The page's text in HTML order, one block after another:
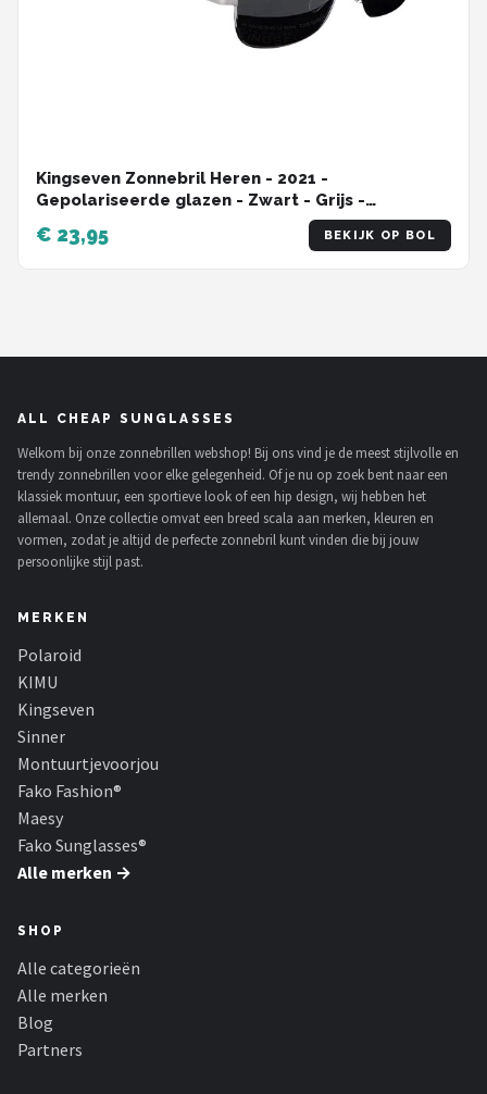
Kingseven Zonnebril Heren - 2021 -
Gepolariseerde glazen - Zwart - Grijs -
€ 23,95 BEKIJK OP BOL
ALL CHEAP SUNGLASSES
Welkom bij onze zonnebrillen webshop! Bij ons vind je de meest stijlvolle en
trendy zonnebrillen voor elke gelegenheid. Of je nu op zoek bent naar een
klassiek montuur, een sportieve look of een hip design, wij hebben het
allemaal. Onze collectie omvat een breed scala aan merken, kleuren en
vormen, zodat je altijd de perfecte zonnebril kunt vinden die bij jouw
persoonlijke stijl past.
MERKEN
Polaroid
KIMU
Kingseven
Sinner
Montuurtjevoorjou
Fako Fashion®
Maesy
Fako Sunglasses®
Alle merken →
SHOP
Alle categorieën
Alle merken
Blog
Partners